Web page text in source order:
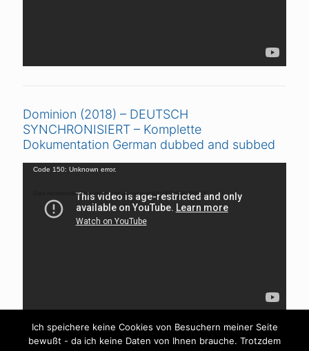
Dominion (2018) – DEUTSCH
SYNCHRONISIERT – Komplette
Dokumentation German dubbed and subbed
Video-
Code 150: Unknown error.
Datei herunterladen: https://www.youtube.com/watch?v=V7DrljVAaYk&_=6
Ich speichere keine Cookies von Besuchern meiner Seite
bewußt - da ich keine Daten von Ihnen brauche. Trotzdem